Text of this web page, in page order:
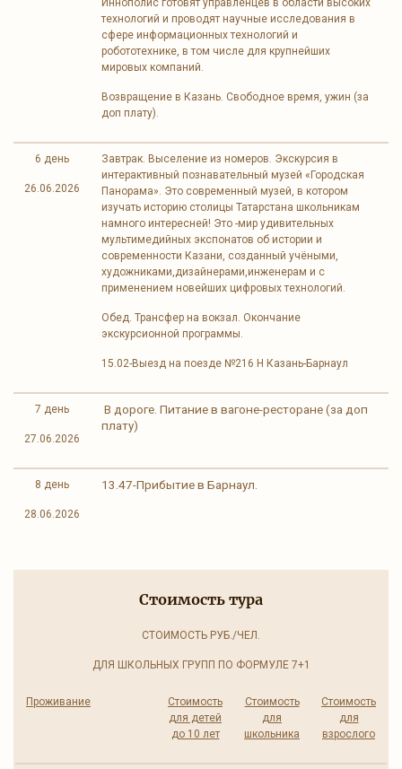
технологий и проводят научные исследования в
сфере информационных технологий и
робототехнике, в том числе для крупнейших
мировых компаний.
Возвращение в Казань. Свободное время, ужин (за
доп плату).
6 день
26.06.2026
Завтрак. Выселение из номеров. Экскурсия в
интерактивный познавательный музей «Городская
Панорама». Это современный музей, в котором
изучать историю столицы Татарстана школьникам
намного интересней! Это -мир удивительных
мультимедийных экспонатов об истории и
современности Казани, созданный учёными,
художниками,дизайнерами,инженерам и с
применением новейших цифровых технологий.
Обед. Трансфер на вокзал. Окончание
экскурсионной программы.
15.02-Выезд на поезде №216 Н Казань-Барнаул
7 день
27.06.2026
В дороге. Питание в вагоне-ресторане (за доп
плату)
8 день
28.06.2026
13.47-Прибытие в Барнаул.
Стоимость тура
СТОИМОСТЬ РУБ./ЧЕЛ.
ДЛЯ ШКОЛЬНЫХ ГРУПП ПО ФОРМУЛЕ 7+1
Проживание
Стоимость
для детей
до 10 лет
Стоимость
для
школьника
Стоимость
для
взрослого